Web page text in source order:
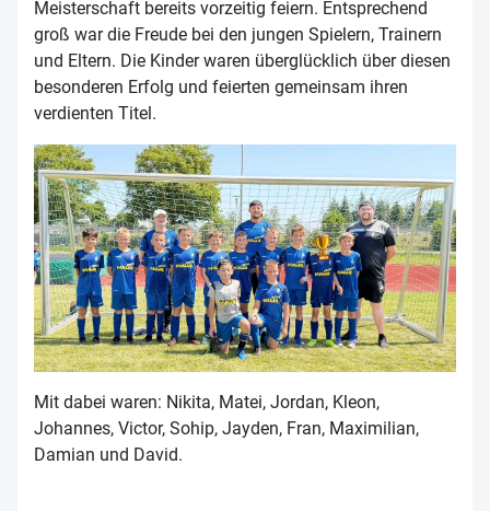
Meisterschaft bereits vorzeitig feiern. Entsprechend
groß war die Freude bei den jungen Spielern, Trainern
und Eltern. Die Kinder waren überglücklich über diesen
besonderen Erfolg und feierten gemeinsam ihren
verdienten Titel.
Mit dabei waren: Nikita, Matei, Jordan, Kleon,
Johannes, Victor, Sohip, Jayden, Fran, Maximilian,
Damian und David.